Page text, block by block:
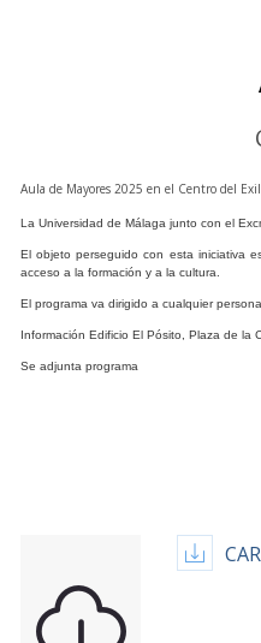
Aula de Mayores 2025 en el Centro del
La Universidad de Málaga junto con el
El objeto perseguido con esta iniciativa
acceso a la formación y a la cultura.
El programa va dirigido a cualquier
Información Edificio El Pósito, Plaza de la
Se adjunta programa